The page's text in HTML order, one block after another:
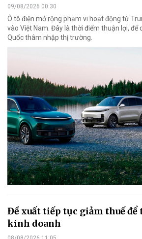
09/08/2026 00:30
Ô tô điện mở rộng phạm vi hoạt động từ
vào Việt Nam. Đây là thời điểm thuận lợi, để
Quốc thâm nhập thị trường.
Đề xuất tiếp tục giảm thuế để
kinh doanh